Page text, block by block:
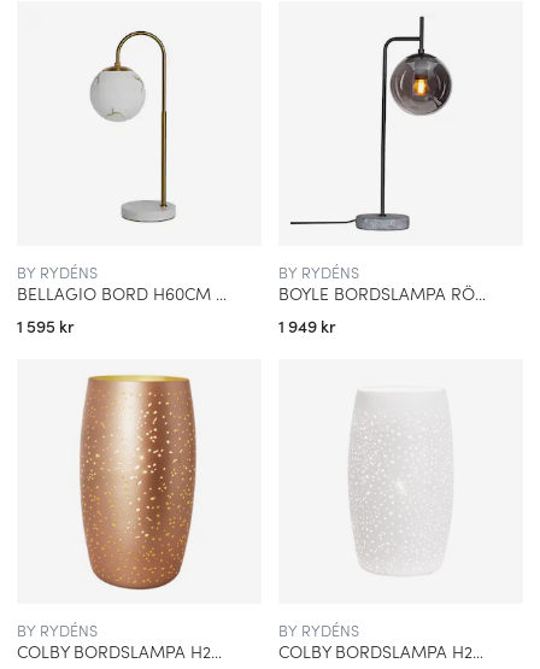
BY RYDÉNS
BELLAGIO BORD H60CM MÄSSING/VIT
1 595 kr
BY RYDÉNS
BOYLE BORDSLAMPA RÖKGRÅ
1 949 kr
BY RYDÉNS
COLBY BORDSLAMPA H26CM GULD
BY RYDÉNS
COLBY BORDSLAMPA H26CM SANDVIT